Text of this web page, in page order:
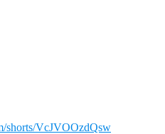
shorts/VcJVOOzdQsw